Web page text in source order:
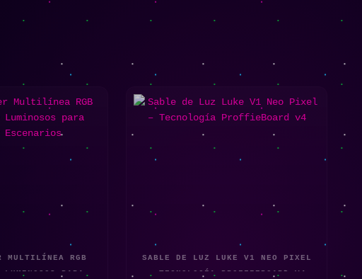
MULTILÍNEA RGB
PARA
SABLE DE LUZ LUKE V1 NEO PIXEL
– TECNOLOGÍA PROFFIEBOARD V4